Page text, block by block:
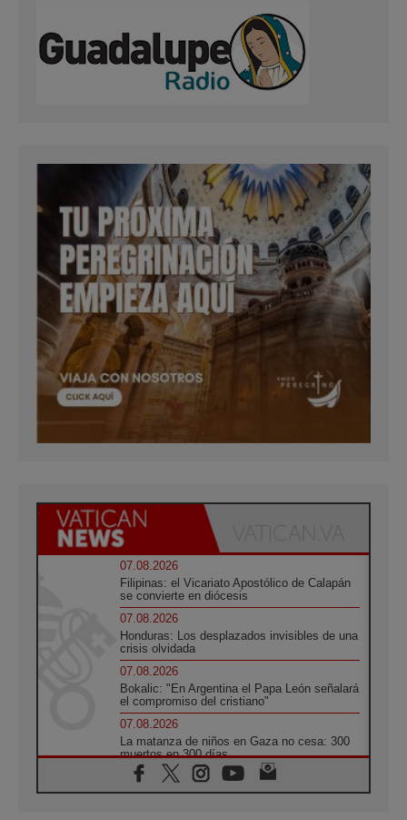
07.08.2026
Filipinas: el Vicariato Apostólico de Calapán
se convierte en diócesis
07.08.2026
Honduras: Los desplazados invisibles de una
crisis olvidada
07.08.2026
Bokalic: "En Argentina el Papa León señalará
el compromiso del cristiano"
07.08.2026
La matanza de niños en Gaza no cesa: 300
muertos en 300 días
07.08.2026
Tagle: La guerra desfigura el mundo, solo la